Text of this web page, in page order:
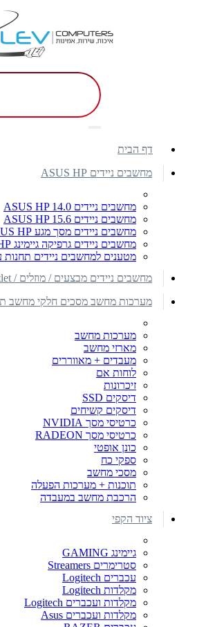
דף הבית
מחשבים ניידים ASUS HP
מחשבים ניידים ASUS HP 14.0
מחשבים ניידים ASUS HP 15.6
מחשבים ניידים מסך מגע ASUS HP
מחשבים ניידים גרפיקה גיימינג ASUS HP
מטענים למחשבים ניידים תחנות
מחשבים ניידים מבצעים / מוזלים / Outlet
מערכות מחשב מסכים חלקי מחשב
מערכות מחשב
מארזי מחשב
מעבדים + מאווררים
לוחות אם
זיכרונות
דיסקים SSD
דיסקים קשיחים
כרטיסי מסך NVIDIA
כרטיסי מסך RADEON
כונן אופטי
ספקי כח
מסכי מחשב
תוכנות + מערכות הפעלה
הרכבת מחשב במעבדה
ציוד הקפי
גיימינג GAMING
סטרימרים Streamers
עכברים Logitech
מקלדות Logitech
מקלדות ועכברים Logitech
מקלדות ועכברים Asus